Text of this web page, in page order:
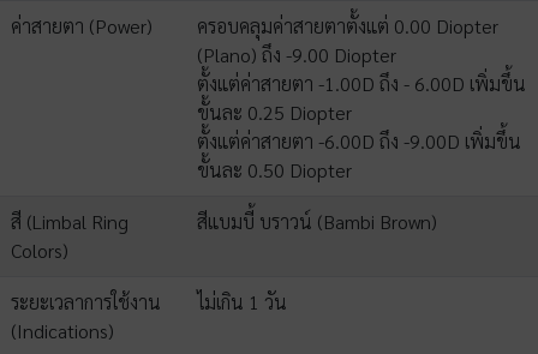
ค่าสายตา (Power)
ครอบคลุมค่าสายตาตั้งแต่ 0.00 Diopter
(Plano) ถึง -9.00 Diopter
ตั้งแต่ค่าสายตา -1.00D ถึง - 6.00D เพิ่มขึ้น
ขั้นละ 0.25 Diopter
ตั้งแต่ค่าสายตา -6.00D ถึง -9.00D เพิ่มขึ้น
ขั้นละ 0.50 Diopter
สี (Limbal Ring
Colors)
สีแบมบี้ บราวน์ (Bambi Brown)
ระยะเวลาการใช้งาน
(Indications)
ไม่เกิน 1 วัน